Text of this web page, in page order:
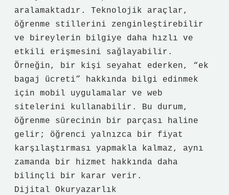
aralamaktadır. Teknolojik araçlar,
öğrenme stillerini zenginleştirebilir
ve bireylerin bilgiye daha hızlı ve
etkili erişmesini sağlayabilir.
Örneğin, bir kişi seyahat ederken, “ek
bagaj ücreti” hakkında bilgi edinmek
için mobil uygulamalar ve web
sitelerini kullanabilir. Bu durum,
öğrenme sürecinin bir parçası haline
gelir; öğrenci yalnızca bir fiyat
karşılaştırması yapmakla kalmaz, aynı
zamanda bir hizmet hakkında daha
bilinçli bir karar verir.
Dijital Okuryazarlık